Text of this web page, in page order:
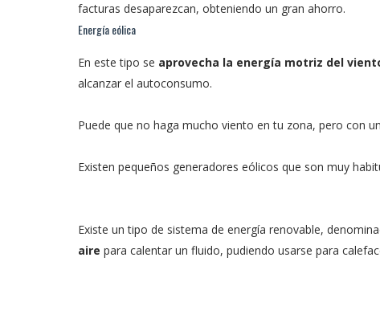
facturas desaparezcan, obteniendo un gran ahorro.
Energía eólica
En este tipo se aprovecha la energía motriz del
alcanzar el autoconsumo.
Puede que no haga mucho viento en tu zona, pero con
Existen pequeños generadores eólicos que son muy
Existe un tipo de sistema de energía renovable,
aire para calentar un fluido, pudiendo usarse para